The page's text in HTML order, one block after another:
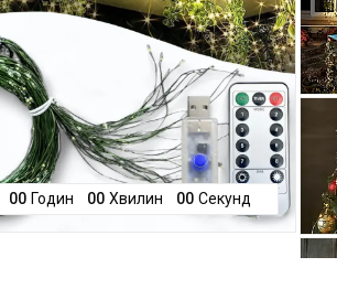
00 Годин 00 Хвилин 00 Секунд